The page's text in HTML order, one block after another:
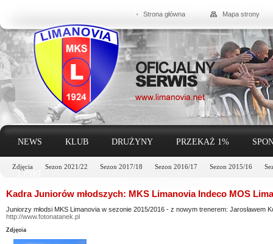
Strona główna Mapa strony
NEWS KLUB DRUŻYNY PRZEKAŻ 1%
Zdjęcia Sezon 2021/22 Sezon 2017/18 Sezon 2016/17 Sezon 2015/16
LINKI
Kadra Juniorów młodszych: MKS Limanovia Indeco MOS
Juniorzy młodsi MKS Limanovia w sezonie 2015/2016 - z nowym trenerem:
http://www.fotonatanek.pl
Zdjęcia